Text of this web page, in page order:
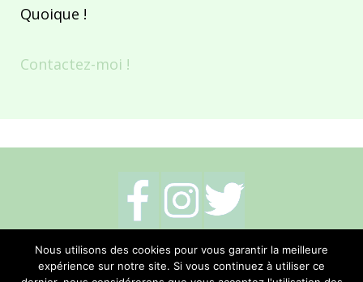
Quoique !
Contactez-moi !
Mentions légales- Politique de cookies-
Me contacter
Nous utilisons des cookies pour vous garantir la meilleure
expérience sur notre site. Si vous continuez à utiliser ce